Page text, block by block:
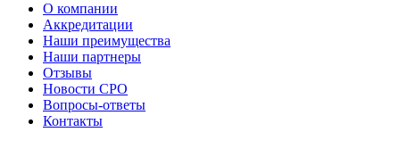
О компании
Аккредитации
Наши преимущества
Наши партнеры
Отзывы
Новости СРО
Вопросы-ответы
Контакты